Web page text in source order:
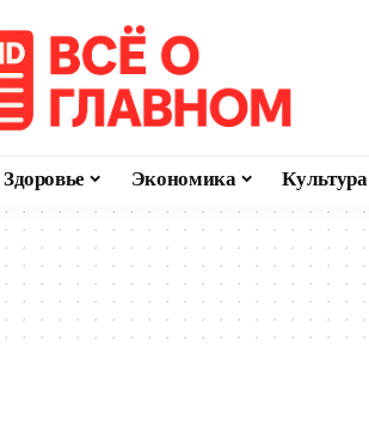
Здоровье Экономика Культура